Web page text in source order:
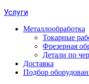
Услуги
Металлообработка
Токарные
Фрезерная
Детали по
Доставка
Подбор